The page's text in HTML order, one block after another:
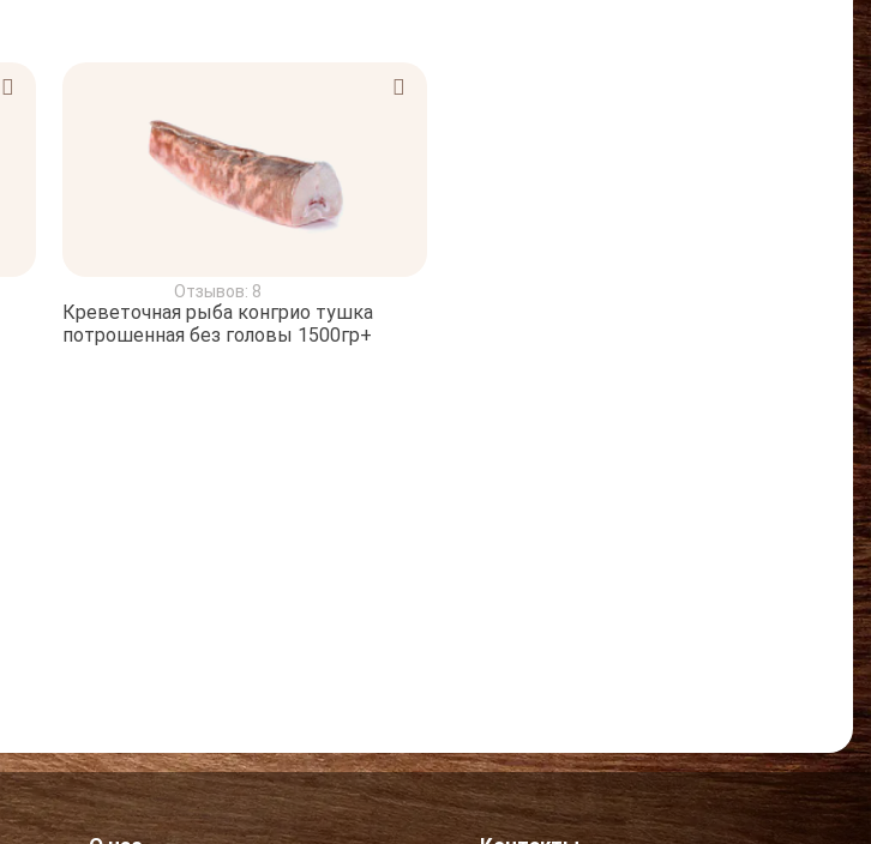
Отзывов: 8
Креветочная рыба конгрио тушка
потрошенная без головы 1500гр+